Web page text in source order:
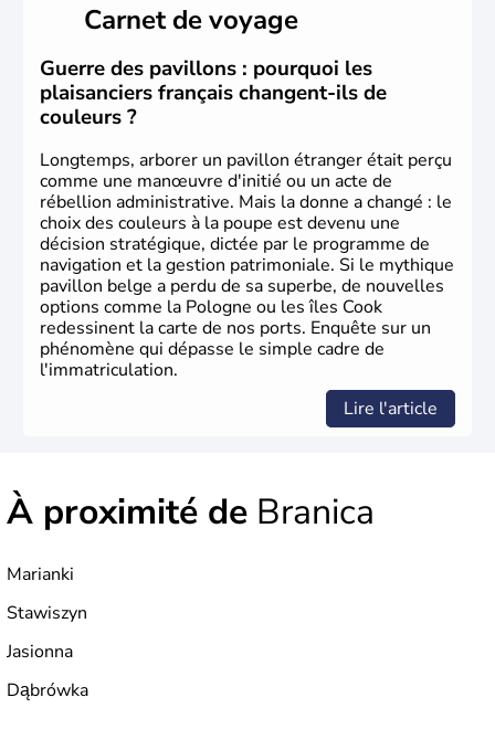
Carnet de voyage
Guerre des pavillons : pourquoi les
plaisanciers français changent-ils de
couleurs ?
Longtemps, arborer un pavillon étranger était perçu
comme une manœuvre d'initié ou un acte de
rébellion administrative. Mais la donne a changé : le
choix des couleurs à la poupe est devenu une
décision stratégique, dictée par le programme de
navigation et la gestion patrimoniale. Si le mythique
pavillon belge a perdu de sa superbe, de nouvelles
options comme la Pologne ou les îles Cook
redessinent la carte de nos ports. Enquête sur un
phénomène qui dépasse le simple cadre de
l'immatriculation.
Lire l'article
À proximité de Branica
Marianki
Stawiszyn
Jasionna
Dąbrówka